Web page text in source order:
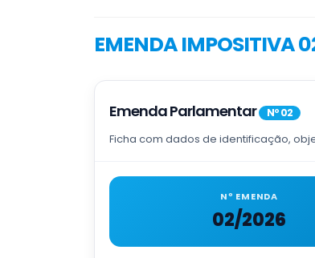
EMENDA IMPOSITIVA
Emenda Parlamentar Nº 02
Ficha com dados de identificação,
Nº EMENDA
02/2026